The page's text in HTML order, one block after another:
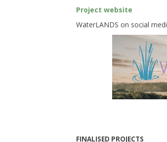
Project website
WaterLANDS on social
FINALISED PROJECTS